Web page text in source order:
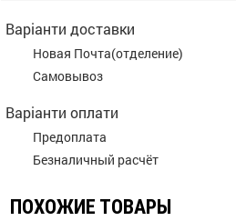
Варіанти доставки
Новая Почта(отделение)
Самовывоз
Варіанти оплати
Предоплата
Безналичный расчёт
ПОХОЖИЕ ТОВАРЫ